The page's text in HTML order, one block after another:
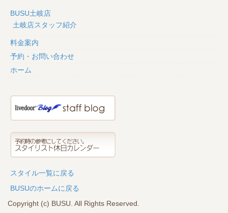
BUSU土岐店
土岐店スタッフ紹介
料金案内
予約・お問い合わせ
ホーム
スタイル一覧に戻る
BUSUのホームに戻る
Copyright (c) BUSU. All Rights Reserved.